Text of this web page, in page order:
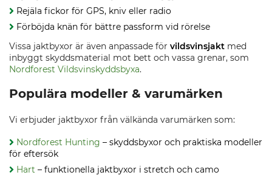
Rejäla fickor för GPS, kniv eller radio
Förböjda knän för bättre passform vid rörelse
Vissa jaktbyxor är även anpassade för vildsvinsjakt med
inbyggt skyddsmaterial mot bett och vassa grenar, som
Nordforest Vildsvinskyddsbyxa.
Populära modeller & varumärken
Vi erbjuder jaktbyxor från välkända varumärken som:
Nordforest Hunting – skyddsbyxor och praktiska modeller
för eftersök
Hart – funktionella jaktbyxor i stretch och camo